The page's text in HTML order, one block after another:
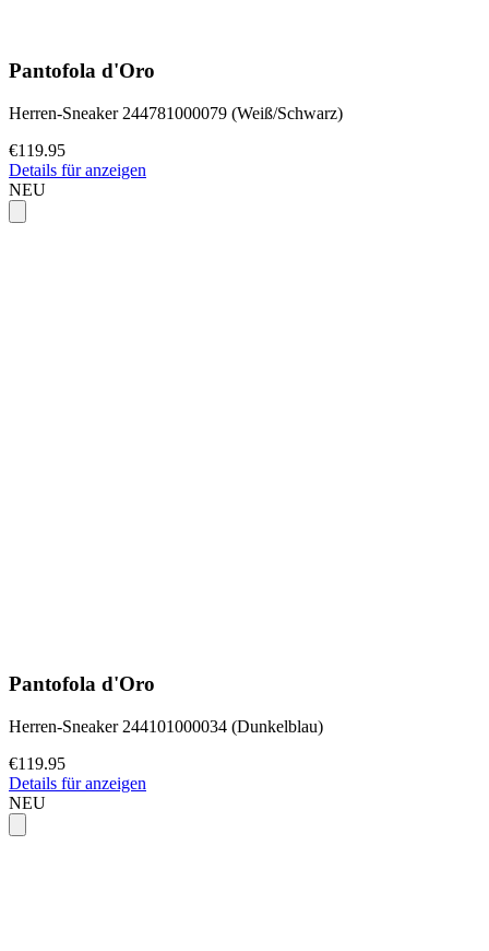
Pantofola d'Oro
Herren-Sneaker 244781000079 (Weiß/Schwarz)
€119.95
Details für anzeigen
NEU
Pantofola d'Oro
Herren-Sneaker 244101000034 (Dunkelblau)
€119.95
Details für anzeigen
NEU